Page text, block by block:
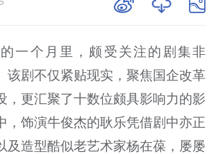
一个月里，颇受关注的剧集非
该剧不仅紧贴现实，聚焦国企改革
，更汇聚了十数位颇具影响力的影
，饰演牛俊杰的耿乐凭借剧中亦正
及造型酷似老艺术家杨在葆，屡屡